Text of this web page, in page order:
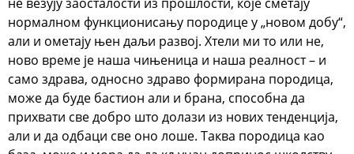
нормалном функционисању породице у „новом добу“,
али и ометају њен даљи развој. Хтели ми то или не,
ново време је наша чињеница и наша реалност – и
само здрава, односно здраво формирана породица,
може да буде бастион али и брана, способна да
прихвати све добро што долази из нових тенденција,
али и да одбаци све оно лоше. Таква породица као